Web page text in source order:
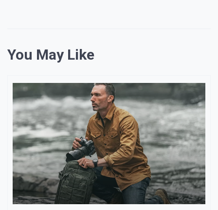
You May Like